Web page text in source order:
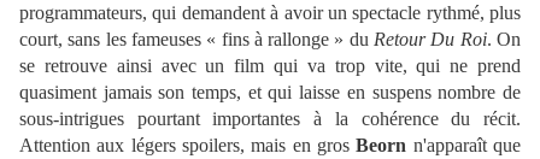
programmateurs, qui demandent à avoir un spectacle rythmé, plus
court, sans les fameuses « fins à rallonge » du Retour Du Roi. On
se retrouve ainsi avec un film qui va trop vite, qui ne prend
quasiment jamais son temps, et qui laisse en suspens nombre de
sous-intrigues pourtant importantes à la cohérence du récit.
Attention aux légers spoilers, mais en grosBeorn n'apparaît que